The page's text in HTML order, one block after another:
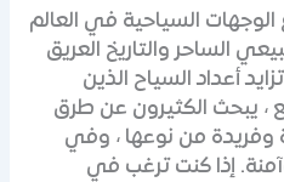
الوجهات السياحية في العالم
الساحر والتاريخ العريق
أعداد السياح الذين
، يبحث الكثيرون عن طرق
وفريدة من نوعها ، وفي
إذا كنت ترغب في